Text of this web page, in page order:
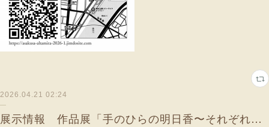
2026.04.21 02:24
展示情報 作品展「手のひらの明日香〜それぞれのかたち〜」奈良県・明日香村